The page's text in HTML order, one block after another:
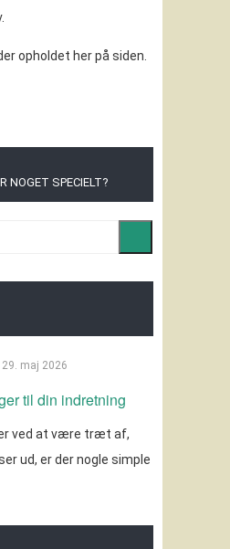
opholdet her på siden.
NOGET SPECIELT?
29. maj 2026
til din indretning
ved at være træt af,
ud, er der nogle simple